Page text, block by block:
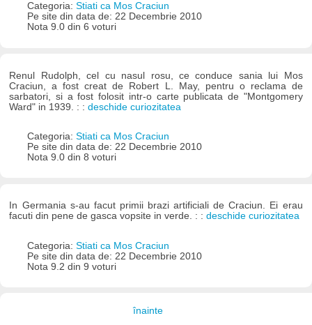
Categoria: Stiati ca Mos Craciun
Pe site din data de: 22 Decembrie 2010
Nota 9.0 din 6 voturi
Renul Rudolph, cel cu nasul rosu, ce conduce sania lui Mos
Craciun, a fost creat de Robert L. May, pentru o reclama de
sarbatori, si a fost folosit intr-o carte publicata de "Montgomery
Ward" in 1939. : :deschide curiozitatea
Categoria: Stiati ca Mos Craciun
Pe site din data de: 22 Decembrie 2010
Nota 9.0 din 8 voturi
In Germania s-au facut primii brazi artificiali de Craciun. Ei erau
facuti din pene de gasca vopsite in verde. : :deschide curiozitatea
Categoria: Stiati ca Mos Craciun
Pe site din data de: 22 Decembrie 2010
Nota 9.2 din 9 voturi
înainte